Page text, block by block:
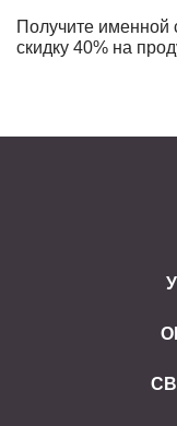
Получите именной
скидку 40% на